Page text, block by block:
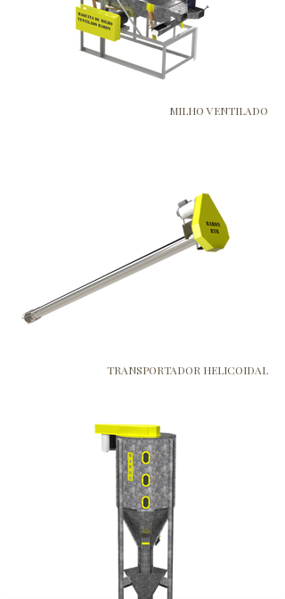
MILHO VENTILADO
TRANSPORTADOR HELICOIDAL